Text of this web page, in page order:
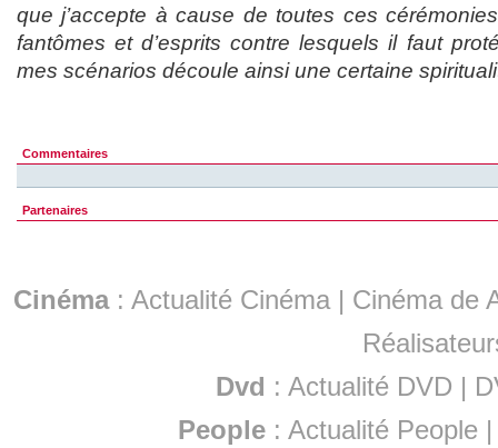
que j’accepte à cause de toutes ces
fantômes et d’esprits contre lesquels il faut
mes scénarios découle ainsi une certaine
Commentaires
Partenaires
Cinéma: Actualité Cinéma | Cinéma de
Dvd : Actualité DVD |
People :Actualité People